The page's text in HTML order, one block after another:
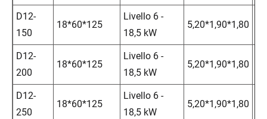
D12-
150
18*60*125
Livello 6 -
18,5 kW
5,20*1,90*1,80
D12-
200
18*60*125
Livello 6 -
18,5 kW
5,20*1,90*1,80
D12-
250
18*60*125
Livello 6 -
18,5 kW
5,20*1,90*1,80